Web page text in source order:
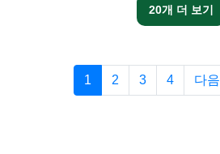
20개 더 보기
1 2 3 4 다음